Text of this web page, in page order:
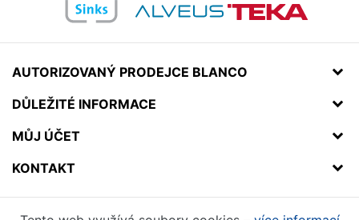
AUTORIZOVANÝ PRODEJCE BLANCO
DŮLEŽITÉ INFORMACE
MŮJ ÚČET
KONTAKT